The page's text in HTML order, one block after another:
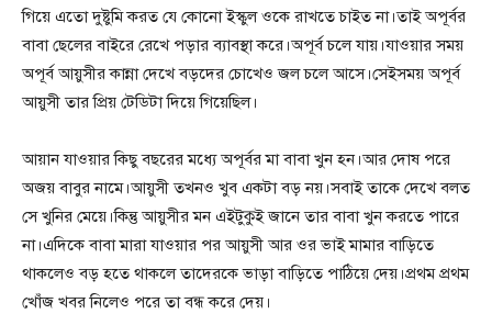
গিয়ে এতো দুষ্টুমি করত যে কোনো ইস্কুল ওকে রাখতে চাইত না।তাই অপূর্বর
বাবা ছেলের বাইরে রেখে পড়ার ব্যাবস্থা করে।অপূর্ব চলে যায়।যাওয়ার সময়
অপূর্ব আয়ুসীর কান্না দেখে বড়দের চোখেও জল চলে আসে।সেইসময় অপূর্ব
আয়ুসী তার প্রিয় টেডিটা দিয়ে গিয়েছিল।
আয়ান যাওয়ার কিছু বছরের মধ্যে অপূর্বর মা বাবা খুন হন।আর দোষ পরে
অজয় বাবুর নামে।আয়ুসী তখনও খুব একটা বড় নয়।সবাই তাকে দেখে বলত
সে খুনির মেয়ে।কিন্তু আয়ুসীর মন এইটুকুই জানে তার বাবা খুন করতে পারে
না।এদিকে বাবা মারা যাওয়ার পর আয়ুসী আর ওর ভাই মামার বাড়িতে
থাকলেও বড় হতে থাকলে তাদেরকে ভাড়া বাড়িতে পাঠিয়ে দেয়।প্রথম প্রথম
খোঁজ খবর নিলেও পরে তা বন্ধ করে দেয়।